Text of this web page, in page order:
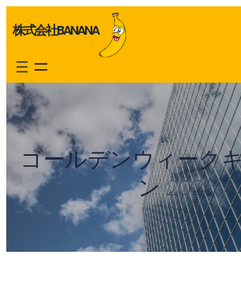
容
キ
ッ
プ
株式会社BANANA
ゴールデンウィーク
ン 2025